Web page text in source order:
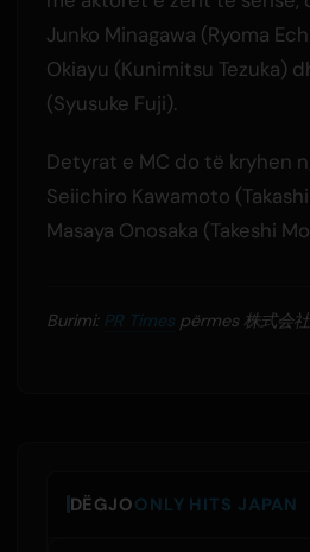
Junko Minagawa (Ryoma
Okiayu (Kunimitsu Tezuka)
(Syusuke Fuji).
Detyrat e MC do të kryhen
Seiichiro Kawamoto
Masaya Onosaka (Takeshi
Burimi: PR Timespërmes 株式会
DËGJOONLY HITS JAPAN